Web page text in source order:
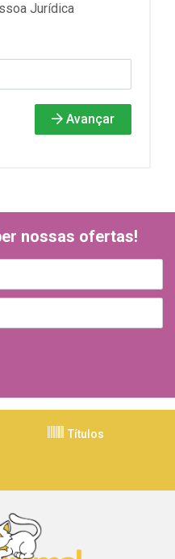
Jurídica
Avançar
nossas ofertas!
Títulos